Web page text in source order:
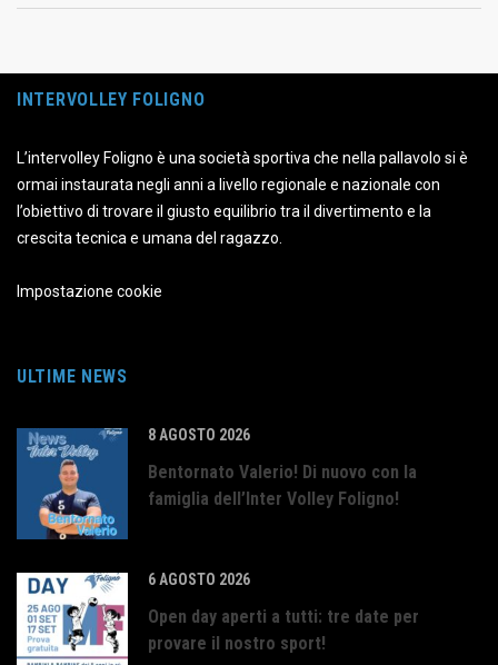
INTERVOLLEY FOLIGNO
L’intervolley Foligno è una società sportiva che nella pallavolo si è
ormai instaurata negli anni a livello regionale e nazionale con
l’obiettivo di trovare il giusto equilibrio tra il divertimento e la
crescita tecnica e umana del ragazzo.
Impostazione cookie
ULTIME NEWS
8 AGOSTO 2026
Bentornato Valerio! Di nuovo con la
famiglia dell’Inter Volley Foligno!
6 AGOSTO 2026
Open day aperti a tutti: tre date per
provare il nostro sport!